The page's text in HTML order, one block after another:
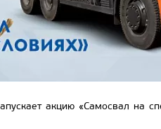
акцию «Самосвал на